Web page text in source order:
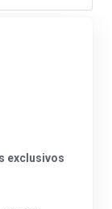
exclusivos